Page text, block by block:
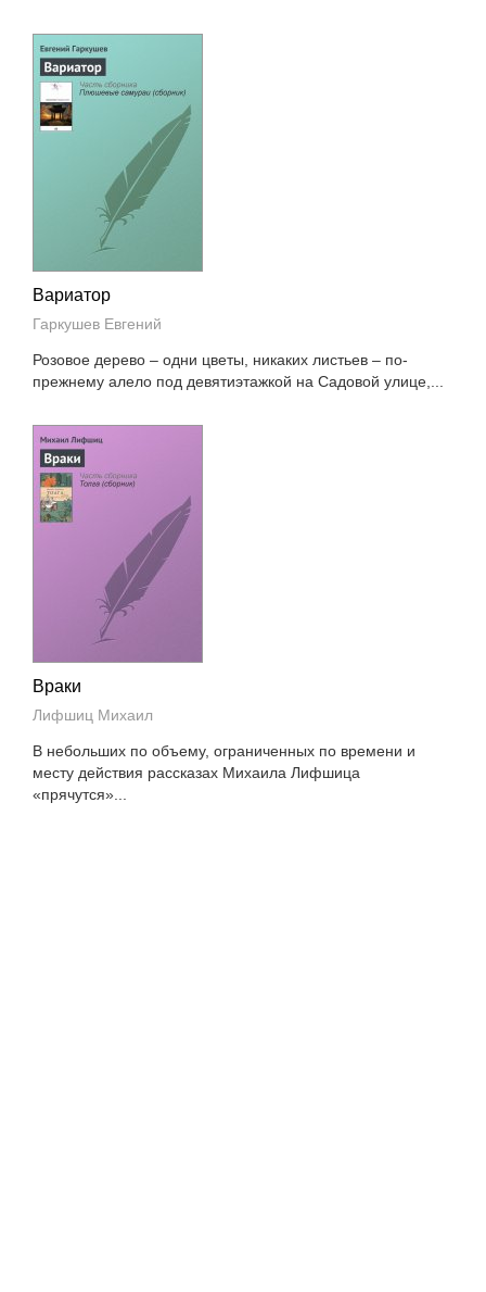
Вариатор
Гаркушев Евгений
Розовое дерево – одни цветы, никаких листьев – по-
прежнему алело под девятиэтажкой на Садовой улице,...
Враки
Лифшиц Михаил
В небольших по объему, ограниченных по времени и
месту действия рассказах Михаила Лифшица
«прячутся»...